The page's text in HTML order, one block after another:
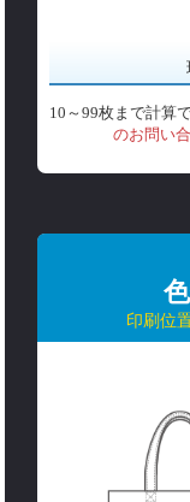
10～99枚まで計算
のお問い
印刷位